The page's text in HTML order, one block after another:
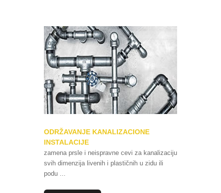
ODRŽAVANJE KANALIZACIONE
INSTALACIJE
zamena prsle i neispravne cevi za kanalizaciju
svih dimenzija livenih i plastičnih u zidu ili
podu ...